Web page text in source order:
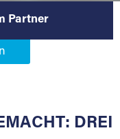
Partner
Partner in
zur Miete, derDREI